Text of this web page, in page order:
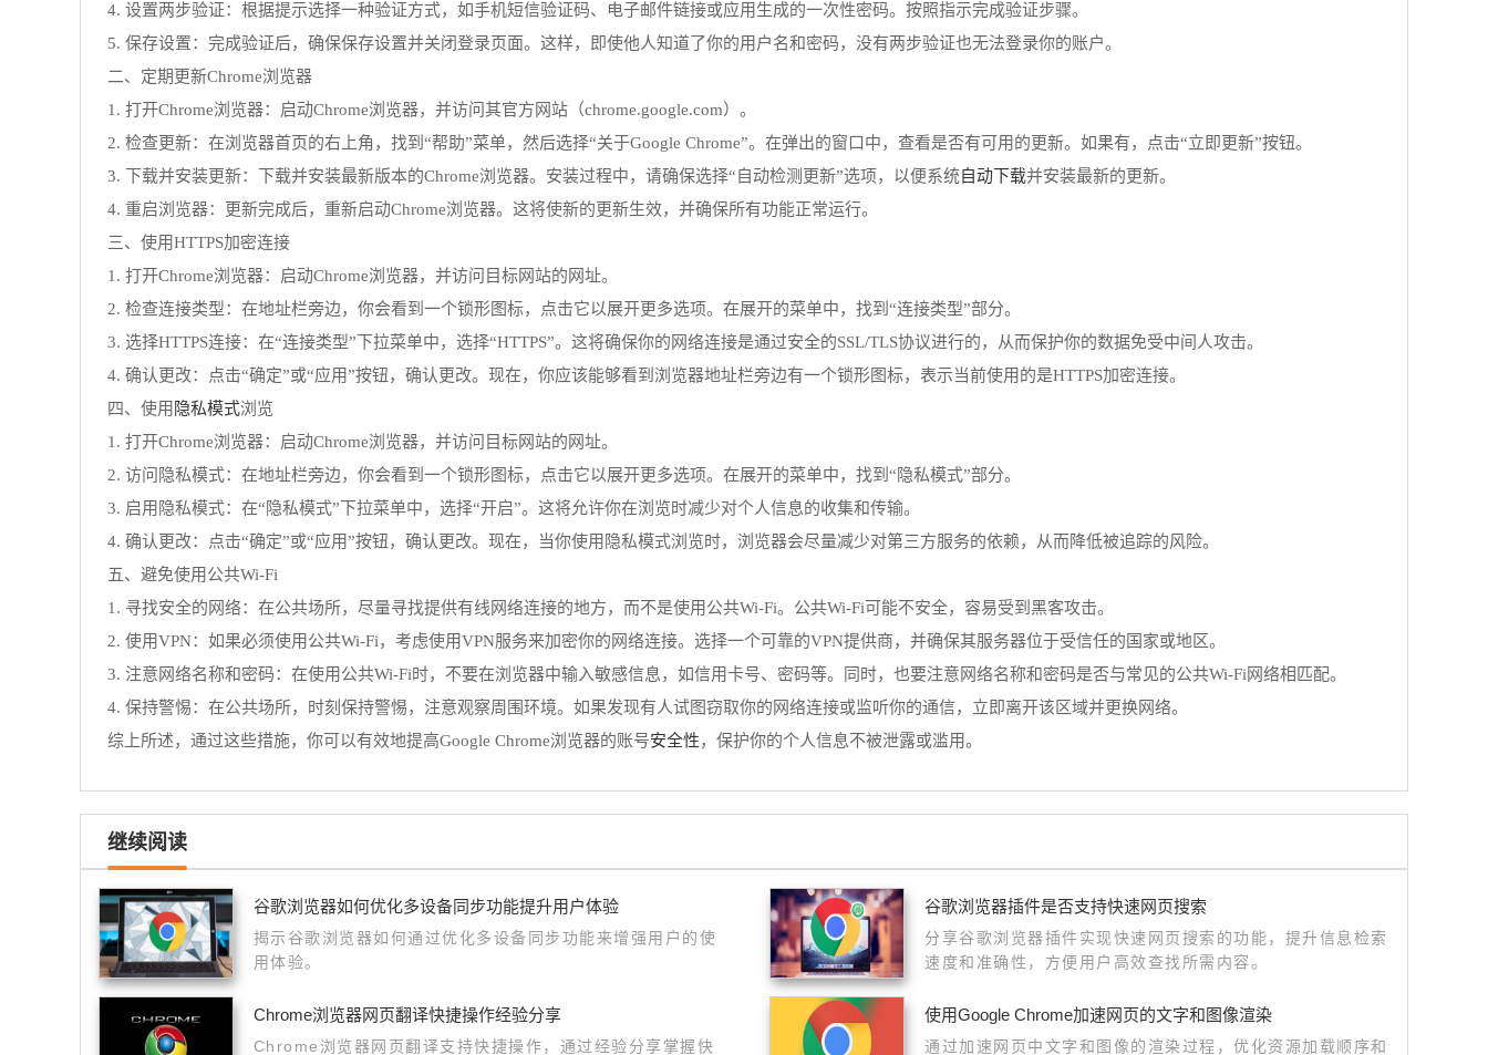
4. 设置两步验证：根据提示选择一种验证方式，如手机短信验证码、电子邮件链接或应用生成的一次性密码。按照指示完成验证步骤。
5. 保存设置：完成验证后，确保保存设置并关闭登录页面。这样，即使他人知道了你的用户名和密码，没有两步验证也无法登录你的账户。
二、定期更新Chrome浏览器
1. 打开Chrome浏览器：启动Chrome浏览器，并访问其官方网站（chrome.google.com）。
2. 检查更新：在浏览器首页的右上角，找到“帮助”菜单，然后选择“关于Google Chrome”。在弹出的窗口中，查看是否有可用的更新。如果有，点击“立即更新”按钮。
3. 下载并安装更新：下载并安装最新版本的Chrome浏览器。安装过程中，请确保选择“自动检测更新”选项，以便系统自动下载并安装最新的更新。
4. 重启浏览器：更新完成后，重新启动Chrome浏览器。这将使新的更新生效，并确保所有功能正常运行。
三、使用HTTPS加密连接
1. 打开Chrome浏览器：启动Chrome浏览器，并访问目标网站的网址。
2. 检查连接类型：在地址栏旁边，你会看到一个锁形图标，点击它以展开更多选项。在展开的菜单中，找到“连接类型”部分。
3. 选择HTTPS连接：在“连接类型”下拉菜单中，选择“HTTPS”。这将确保你的网络连接是通过安全的SSL/TLS协议进行的，从而保护你的数据免受中间人攻击。
4. 确认更改：点击“确定”或“应用”按钮，确认更改。现在，你应该能够看到浏览器地址栏旁边有一个锁形图标，表示当前使用的是HTTPS加密连接。
四、使用 隐私模式浏览
1. 打开Chrome浏览器：启动Chrome浏览器，并访问目标网站的网址。
2. 访问隐私模式：在地址栏旁边，你会看到一个锁形图标，点击它以展开更多选项。在展开的菜单中，找到“隐私模式”部分。
3. 启用隐私模式：在“隐私模式”下拉菜单中，选择“开启”。这将允许你在浏览时减少对个人信息的收集和传输。
4. 确认更改：点击“确定”或“应用”按钮，确认更改。现在，当你使用隐私模式浏览时，浏览器会尽量减少对第三方服务的依赖，从而降低被追踪的风险。
五、避免使用公共Wi-Fi
1. 寻找安全的网络：在公共场所，尽量寻找提供有线网络连接的地方，而不是使用公共Wi-Fi。公共Wi-Fi可能不安全，容易受到黑客攻击。
2. 使用VPN：如果必须使用公共Wi-Fi，考虑使用VPN服务来加密你的网络连接。选择一个可靠的VPN提供商，并确保其服务器位于受信任的国家或地区。
3. 注意网络名称和密码：在使用公共Wi-Fi时，不要在浏览器中输入敏感信息，如信用卡号、密码等。同时，也要注意网络名称和密码是否与常见的公共Wi-Fi网络相匹配。
4. 保持警惕：在公共场所，时刻保持警惕，注意观察周围环境。如果发现有人试图窃取你的网络连接或监听你的通信，立即离开该区域并更换网络。
综上所述，通过这些措施，你可以有效地提高Google Chrome浏览器的账号安全性，保护你的个人信息不被泄露或滥用。
继续阅读
谷歌浏览器如何优化多设备同步功能提升用户体验
揭示谷歌浏览器如何通过优化多设备同步功能来增强用户的使
用体验。
谷歌浏览器插件是否支持快速网页搜索
分享谷歌浏览器插件实现快速网页搜索的功能，提升信息检索
速度和准确性，方便用户高效查找所需内容。
Chrome浏览器网页翻译快捷操作经验分享
Chrome浏览器网页翻译支持快捷操作，通过经验分享掌握快
使用Google Chrome加速网页的文字和图像渲染
通过加速网页中文字和图像的渲染过程，优化资源加载顺序和